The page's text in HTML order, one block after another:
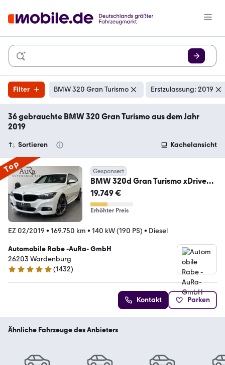
Filter BMW 320 Gran Turismo Erstzulassung: 2019
36 gebrauchte BMW 320 Gran Turismo aus dem Jahr
2019
Sortieren Kachelansicht
Top Gesponsert
BMW 320d Gran Turismo xDrive
M-Sport NAV+LED+VCOCK
19.749 €
Erhöhter Preis
EZ 02/2019 • 169.750 km • 140 kW (190 PS) • Diesel
Automobile Rabe -AuRa- GmbH
26203 Wardenburg
4.9 Sterne
(1432)
Kontakt Parken
Ähnliche Fahrzeuge des Anbieters